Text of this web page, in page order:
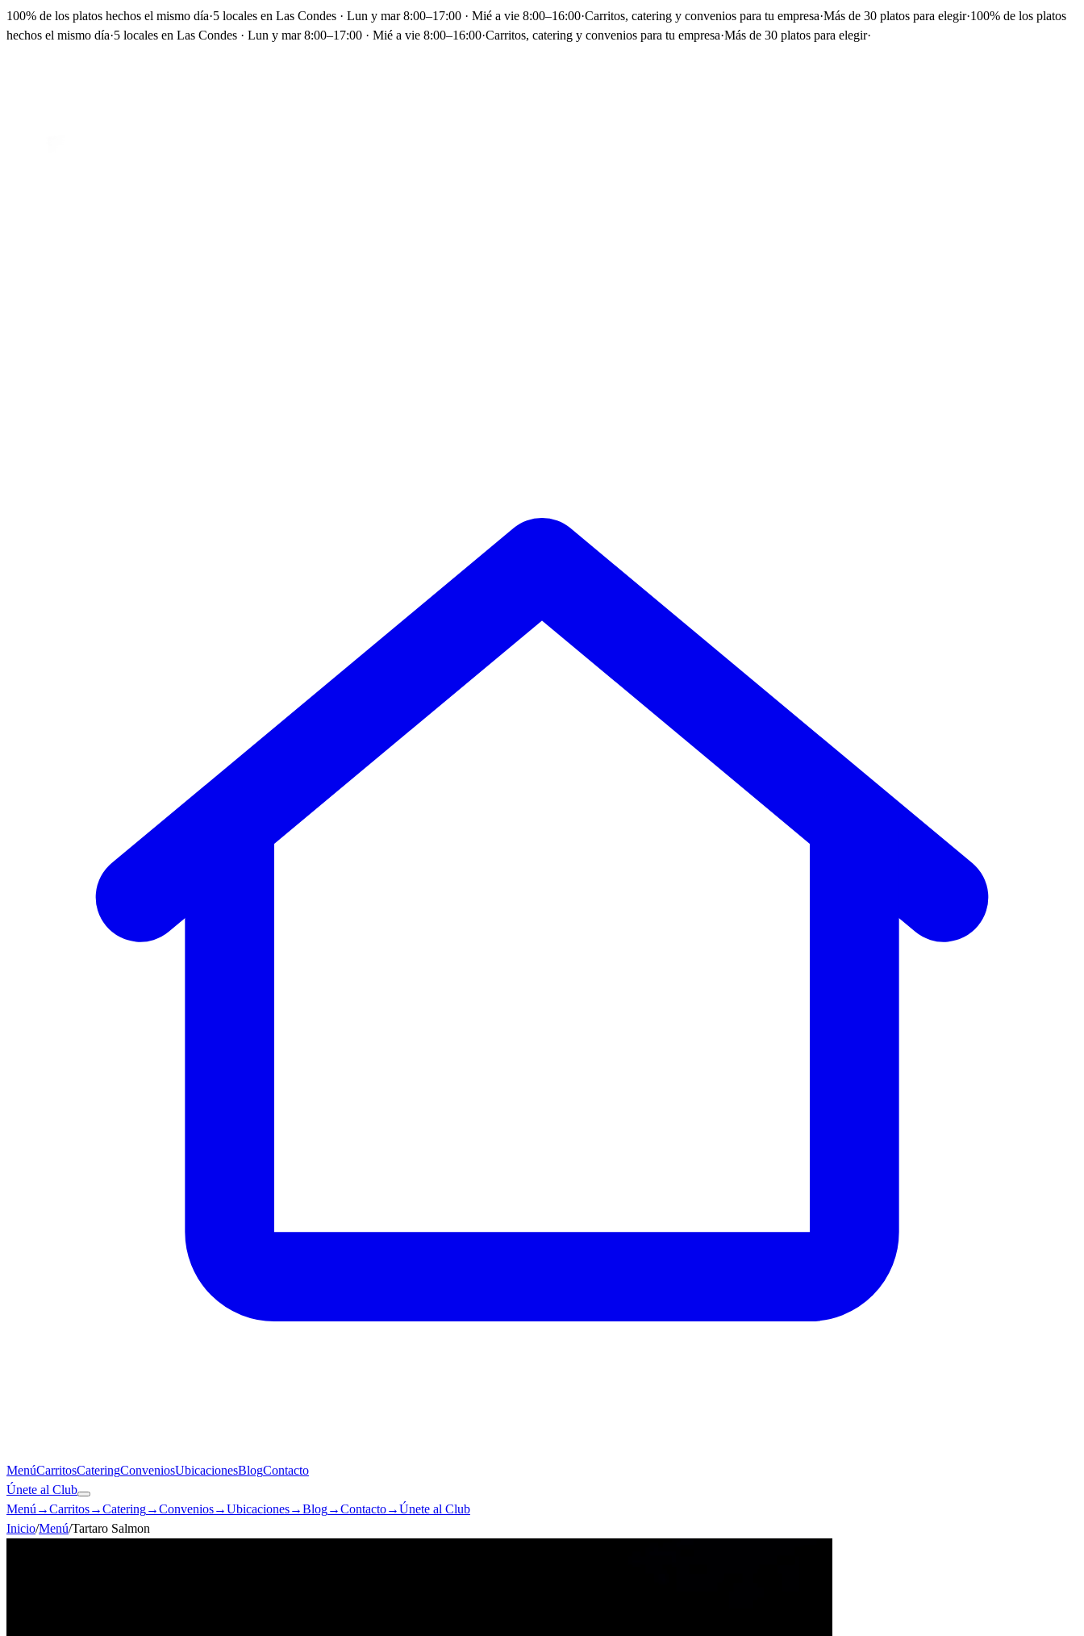
100% de los platos hechos el mismo día·5 locales en Las Condes · Lun y mar 8:00–17:00 · Mié a vie 8:00–16:00·Carritos, catering y convenios para tu empresa·Más de 30 platos para elegir·100% de los platos
hechos el mismo día·5 locales en Las Condes · Lun y mar 8:00–17:00 · Mié a vie 8:00–16:00·Carritos, catering y convenios para tu empresa·Más de 30 platos para elegir·
MenúCarritosCateringConveniosUbicacionesBlogContacto
Únete al Club
Menú →Carritos→Catering→Convenios→Ubicaciones→Blog→Contacto→Únete al Club
Inicio/Menú/Tartaro Salmon